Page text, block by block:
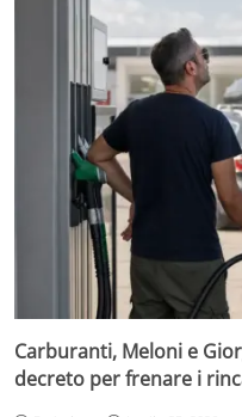
Carburanti, Meloni e
decreto per frenare i